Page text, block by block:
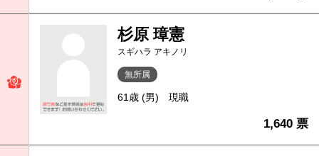
杉原 璋憲
スギハラ アキノリ
無所属
61歳 (男) 現職
1,640 票